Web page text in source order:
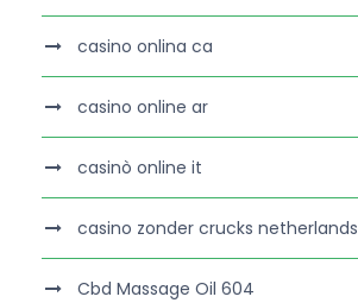
casino onlina ca
casino online ar
casinò online it
casino zonder crucks netherlands
Cbd Massage Oil 604